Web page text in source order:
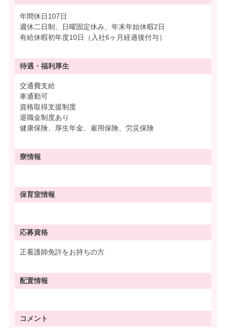
年間休日107日
週休二日制、日曜固定休み、年末年始休暇2日
有給休暇初年度10日（入社6ヶ月経過後付与）
待遇・ 福利厚生
交通費支給
車通勤可
資格取得支援制度
退職金制度あり
健康保険、厚生年金、雇用保険、労災保険
寮情報
保育室情報
応募資格
正看護師免許をお持ちの方
配置情報
コメント